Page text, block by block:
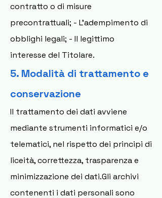
contratto o di misure
precontrattuali; - L’adempimento di
obblighi legali; - Il legittimo
interesse del Titolare.
5. Modalità di trattamento e
conservazione
Il trattamento dei dati avviene
mediante strumenti informatici e/o
telematici, nel rispetto dei principi di
liceità, correttezza, trasparenza e
minimizzazione dei dati.Gli archivi
contenenti i dati personali sono